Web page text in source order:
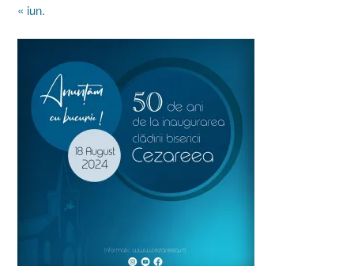
« iun.